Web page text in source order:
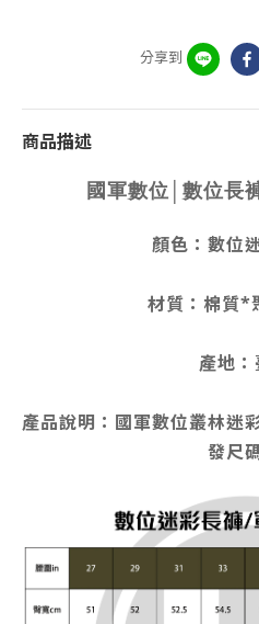
分享到
商品描述
國軍數位│數位長
顏色：數位
材質：棉質*
產地
產品說明：國軍數位叢林迷
發尺